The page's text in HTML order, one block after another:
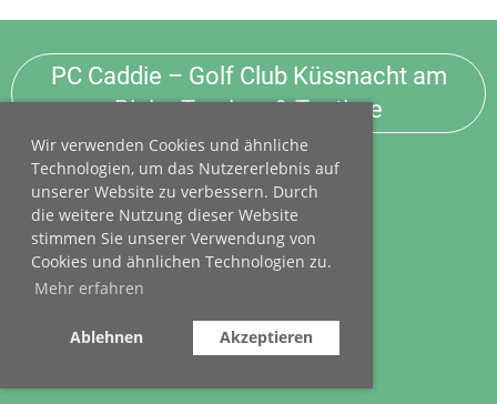
Wir verwenden Cookies und ähnliche
Technologien, um das Nutzererlebnis auf
unserer Website zu verbessern. Durch
die weitere Nutzung dieser Website
stimmen Sie unserer Verwendung von
Cookies und ähnlichen Technologien zu.
Mehr erfahren
Ablehnen Akzeptieren
PC Caddie – Golf Club Küssnacht am
Rigi – Turniere & Teetime
Golf Club Küssnacht am Rigi
Grossarni 4 |Postfach 33
6403 Küssnacht am Rigi
Für Clubbelange: T+41 79 334 23 84
Teetime-Reservation: T
mpressum|Rechtliches
© Golf Club Küssnacht am Rigi